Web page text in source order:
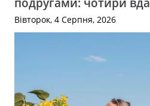
Вівторок, 4 Серпня, 2026